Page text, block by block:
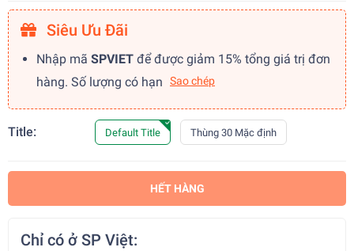
Siêu Ưu Đãi
Nhập mã SPVIET để được giảm 15% tổng giá trị đơn
hàng. Số lượng có hạn
Sao chép
Title: Default Title Thùng 30 Mặc định
HẾT HÀNG
Chỉ có ở SP Việt: